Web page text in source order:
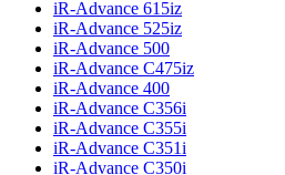
iR-Advance 615iz
iR-Advance 525iz
iR-Advance 500
iR-Advance C475iz
iR-Advance 400
iR-Advance C356i
iR-Advance C355i
iR-Advance C351i
iR-Advance C350i